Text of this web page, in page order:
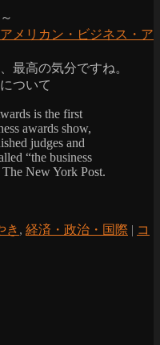
アメリカン・ビジネス・ア
最高の気分ですね。
について
is the first
awards show,
judges and
“the business
New York Post.
き , 経済・政治・国際 | コ